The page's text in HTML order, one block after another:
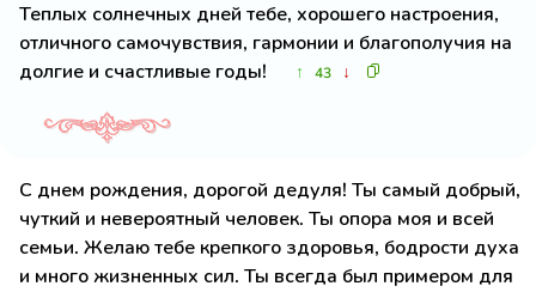
Теплых солнечных дней тебе, хорошего настроения,
отличного самочувствия, гармонии и благополучия на
долгие и счастливые годы!
↑ 43 ↓
С днем рождения, дорогой дедуля! Ты самый добрый,
чуткий и невероятный человек. Ты опора моя и всей
семьи. Желаю тебе крепкого здоровья, бодрости духа
и много жизненных сил. Ты всегда был примером для